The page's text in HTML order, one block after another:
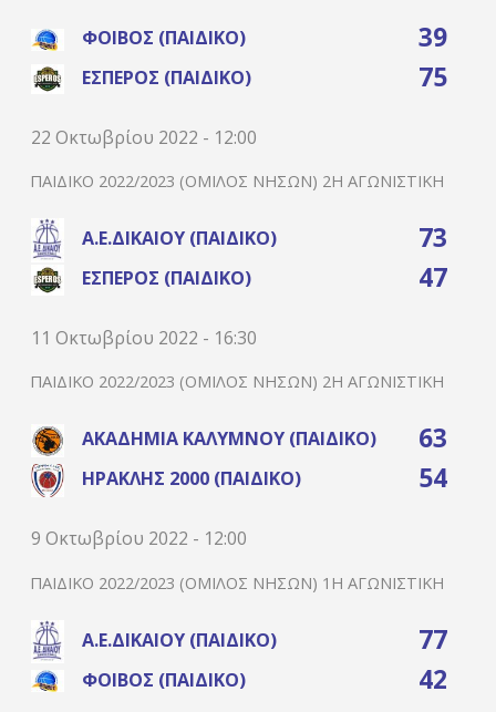
ΦΟΊΒΟΣ (ΠΑΙΔΙΚΌ) 39
ΈΣΠΕΡΟΣ (ΠΑΙΔΙΚΌ) 75
22 Οκτωβρίου 2022 - 12:00
ΠΑΙΔΙΚΌ 2022/2023 (ΌΜΙΛΟΣ ΝΉΣΩΝ) 2Η ΑΓΩΝΙΣΤΙΚΉ
Α.Ε.ΔΙΚΑΊΟΥ (ΠΑΙΔΙΚΌ) 73
ΈΣΠΕΡΟΣ (ΠΑΙΔΙΚΌ) 47
11 Οκτωβρίου 2022 - 16:30
ΠΑΙΔΙΚΌ 2022/2023 (ΌΜΙΛΟΣ ΝΉΣΩΝ) 2Η ΑΓΩΝΙΣΤΙΚΉ
ΑΚΑΔΗΜΊΑ ΚΑΛΎΜΝΟΥ (ΠΑΙΔΙΚΌ) 63
ΗΡΑΚΛΉΣ 2000 (ΠΑΙΔΙΚΌ) 54
9 Οκτωβρίου 2022 - 12:00
ΠΑΙΔΙΚΌ 2022/2023 (ΌΜΙΛΟΣ ΝΉΣΩΝ) 1Η ΑΓΩΝΙΣΤΙΚΉ
Α.Ε.ΔΙΚΑΊΟΥ (ΠΑΙΔΙΚΌ) 77
ΦΟΊΒΟΣ (ΠΑΙΔΙΚΌ) 42